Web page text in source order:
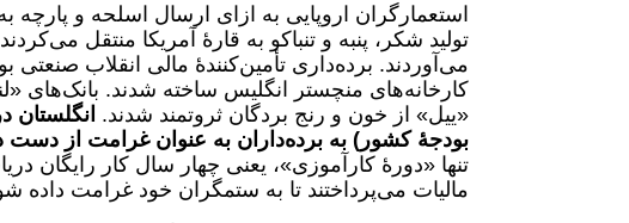
استعمارگران اروپایی به ازای ارسال اسلحه و پارچه
تولید شکر، پنبه و تنباکو به قارۀ آمریکا منتقل
می‌آوردند. برده‌داری تأمین‌کنندۀ مالی انقلاب صنعتی
کارخانه‌های منچستر انگلیس ساخته شدند. بانک‌های
«ییل» از خون و رنج بردگان ثروتمند شدند.
بودجۀ کشور) به برده‌داران به عنوان غرامت از
تنها «دورۀ کارآموزی»، یعنی چهار سال کار رایگان
مالیات می‌پرداختند تا به ستمگران خود غرامت داده